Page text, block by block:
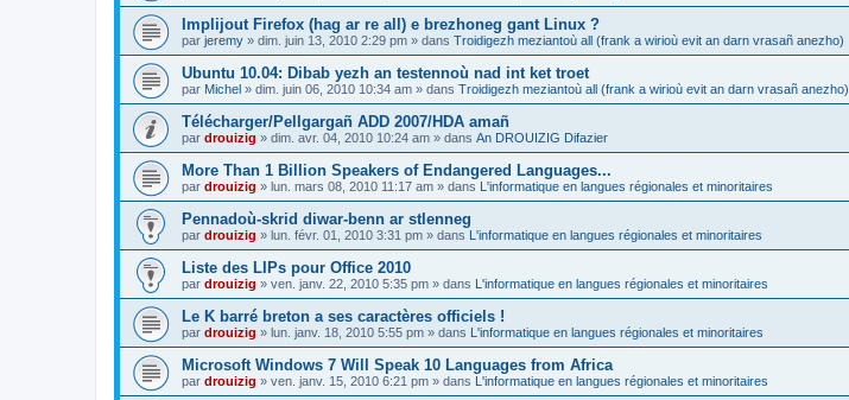
Implijout Firefox (hag ar re all) e brezhoneg gant Linux ?
par jeremy » dim. juin 13, 2010 2:29 pm » dans Troidigezh meziantoù all (frank a wirioù evit an darn vrasañ anezho)
Ubuntu 10.04: Dibab yezh an testennoù nad int ket troet
par Michel » dim. juin 06, 2010 10:34 am » dans Troidigezh meziantoù all (frank a wirioù evit an darn vrasañ anezho)
Télécharger/Pellgargañ ADD 2007/HDA amañ
par drouizig » dim. avr. 04, 2010 10:24 am » dans An DROUIZIG Difazier
More Than 1 Billion Speakers of Endangered Languages...
par drouizig » lun. mars 08, 2010 11:17 am » dans L'informatique en langues régionales et minoritaires
Pennadoù-skrid diwar-benn ar stlenneg
par drouizig » lun. févr. 01, 2010 3:31 pm » dans L'informatique en langues régionales et minoritaires
Liste des LIPs pour Office 2010
par drouizig » ven. janv. 22, 2010 5:35 pm » dans L'informatique en langues régionales et minoritaires
Le K barré breton a ses caractères officiels !
par drouizig » lun. janv. 18, 2010 5:55 pm » dans L'informatique en langues régionales et minoritaires
Microsoft Windows 7 Will Speak 10 Languages from Africa
par drouizig » ven. janv. 15, 2010 6:21 pm » dans L'informatique en langues régionales et minoritaires